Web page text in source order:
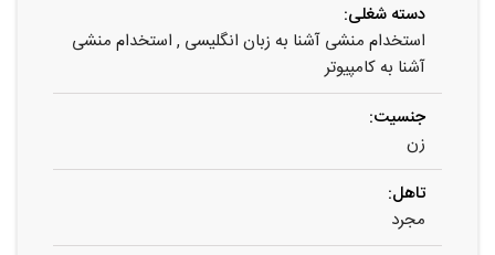
دسته شغلی:
استخدام منشی آشنا به زبان انگلیسی , استخدام منشی
آشنا به کامپیوتر
جنسیت:
زن
تاهل:
مجرد